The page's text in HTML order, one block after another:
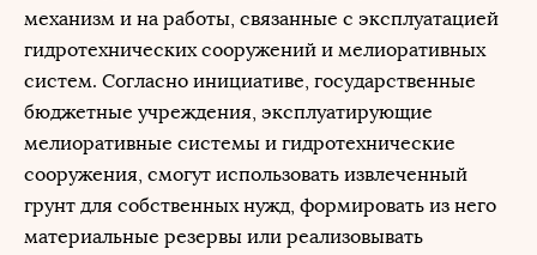
механизм и на работы, связанные с эксплуатацией
гидротехнических сооружений и мелиоративных
систем. Согласно инициативе, государственные
бюджетные учреждения, эксплуатирующие
мелиоративные системы и гидротехнические
сооружения, смогут использовать извлеченный
грунт для собственных нужд, формировать из него
материальные резервы или реализовывать